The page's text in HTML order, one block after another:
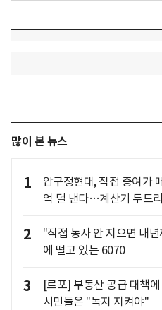
많이 본 뉴스
1
압구정현대, 직접 증여가
억 덜 낸다…계산기 두드
2
"직접 농사 안 지으면 내
에 떨고 있는 6070
3
[르포] 부동산 공급 대책
시민들은 "녹지 지켜야"